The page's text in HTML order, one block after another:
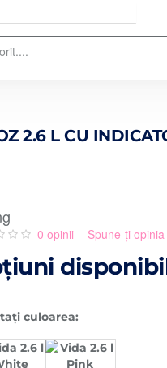
2.6 L CU
0 opinii - Spune-ţi opinia
culoarea: